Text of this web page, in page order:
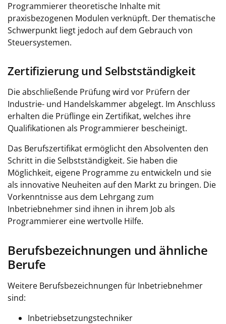
Programmierer theoretische Inhalte mit
praxisbezogenen Modulen verknüpft. Der thematische
Schwerpunkt liegt jedoch auf dem Gebrauch von
Steuersystemen.
Zertifizierung und Selbstständigkeit
Die abschließende Prüfung wird vor Prüfern der
Industrie- und Handelskammer abgelegt. Im Anschluss
erhalten die Prüflinge ein Zertifikat, welches ihre
Qualifikationen als Programmierer bescheinigt.
Das Berufszertifikat ermöglicht den Absolventen den
Schritt in die Selbstständigkeit. Sie haben die
Möglichkeit, eigene Programme zu entwickeln und sie
als innovative Neuheiten auf den Markt zu bringen. Die
Vorkenntnisse aus dem Lehrgang zum
Inbetriebnehmer sind ihnen in ihrem Job als
Programmierer eine wertvolle Hilfe.
Berufsbezeichnungen und ähnliche
Berufe
Weitere Berufsbezeichnungen für Inbetriebnehmer
sind:
Inbetriebsetzungstechniker